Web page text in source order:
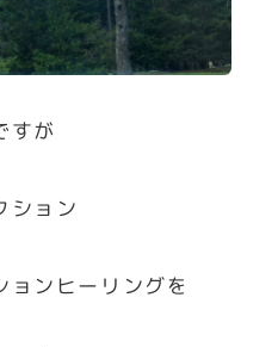
すが
ション
ョンヒーリングを